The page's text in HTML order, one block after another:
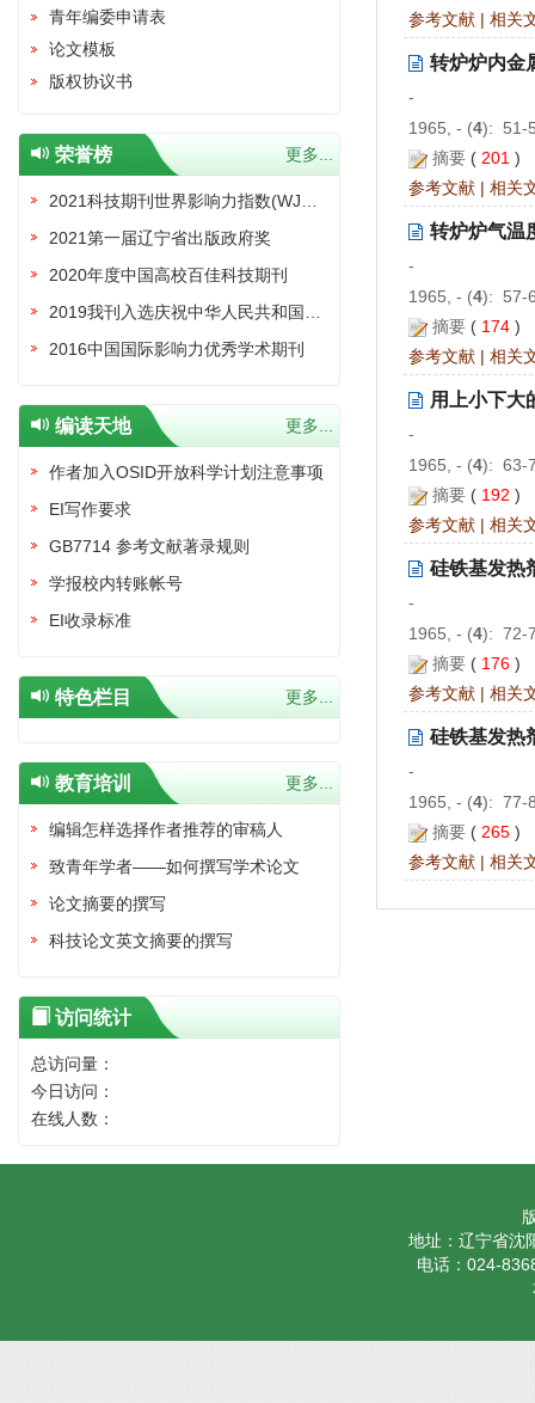
参考文献 | 相关
转炉炉内金
-
1965, - (4): 51-
摘要 ( 201 )
参考文献 | 相关
转炉炉气温
-
1965, - (4): 57-
摘要 ( 174 )
参考文献 | 相关
用上小下大
-
1965, - (4): 63-
摘要 ( 192 )
参考文献 | 相关
硅铁基发热
-
1965, - (4): 72-
摘要 ( 176 )
参考文献 | 相关
硅铁基发热
-
1965, - (4): 77-
摘要 ( 265 )
参考文献 | 相关
青年编委申请表
论文模板
版权协议书
荣誉榜 更多...
2021第一届辽宁省出版政府奖
2020年度中国高校百佳科技期刊
2016中国国际影响力优秀学术期刊
编读天地 更多...
作者加入OSID开放科学计划注意事项
EI写作要求
GB7714 参考文献著录规则
学报校内转账帐号
EI收录标准
特色栏目 更多...
教育培训 更多...
编辑怎样选择作者推荐的审稿人
致青年学者——如何撰写学术论文
论文摘要的撰写
科技论文英文摘要的撰写
访问统计
总访问量：
今日访问：
在线人数：
地址：辽宁省沈
电话：024-